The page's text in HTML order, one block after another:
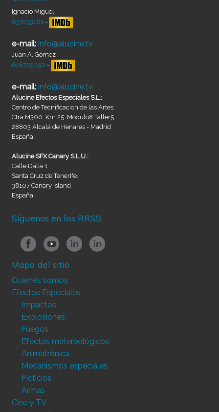
Ignacio Miguel
637453161 -
e-mail: info@alucine.tv
Juan A. Gómez
618775050 -
e-mail: info@alucine.tv
Alucine Efectos Especiales S.L.:
Centro de Tecnificacion de las Artes.
Ctra.M300. Km.25. Modulo8 Taller5.
28803 Alcalá de Henares - Madrid
España
Alucine SFX Canary S.L.U.:
Calle Dalia 1.
Santa Cruz de Tenerife.
38107 Canary Island
España
Síguenos en las RRSS
Mapa del sitio
Quienes somos
Efectos Especiales
Impactos
Explosiones
Fuegos
Efectos metereológicos
Animatrónica
Mecanismos especiales
Ficticios
Armas
Cine y TV